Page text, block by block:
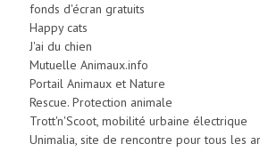
fonds d'écran gratuits
Happy cats
J'ai du chien
Mutuelle Animaux.info
Portail Animaux et Nature
Rescue. Protection animale
Trott'n'Scoot, mobilité urbaine électrique
Unimalia, site de rencontre pour tous les